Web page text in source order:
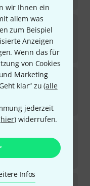
wir Ihnen ein
allem was
zum Beispiel
Anzeigen
Wenn das für
von Cookies
Marketing
klar“ zu (alle
jederzeit
hier) widerrufen.
Infos
B-Stock